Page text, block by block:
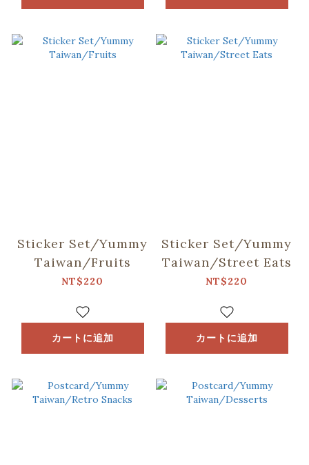
Sticker Set/Yummy
Taiwan/Fruits
NT$220
カートに追加
Sticker Set/Yummy
Taiwan/Street Eats
NT$220
カートに追加